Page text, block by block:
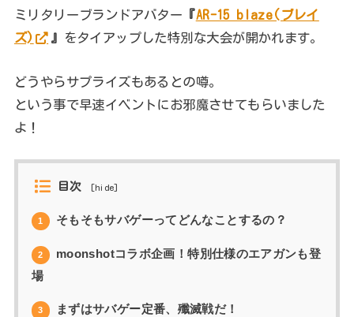
ミリタリーブランドアバター 『AR-15 blaze(ブレイ
ズ)
』 をタイアップした特別な大会が開かれます。
どうやらサプライズもあるとの噂。
という事で早速イベントにお邪魔させてもらいました
よ！
目次 [hide]
1 そもそもサバゲーってどんなことするの？
2
moonshotコラボ企画！特別仕様のエアガンも登
場
3 まずはサバゲー定番、殲滅戦だ！